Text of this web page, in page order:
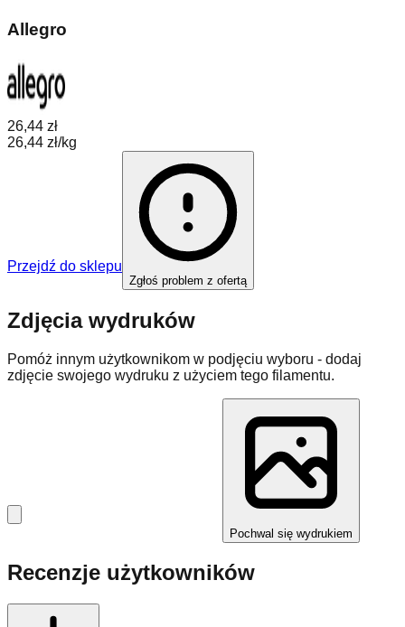
Allegro
26,44 zł
26,44 zł/kg
Przejdź do sklepu
Zgłoś problem z ofertą
Zdjęcia wydruków
Pomóż innym użytkownikom w podjęciu wyboru - dodaj
zdjęcie swojego wydruku z użyciem tego filamentu.
Pochwal się wydrukiem
Recenzje użytkowników